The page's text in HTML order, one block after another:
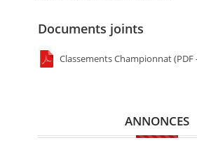
Documents joints
Classements Championnat (PDF
ANNONCES